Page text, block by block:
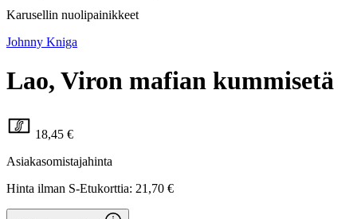
Karusellin nuolipainikkeet
Johnny Kniga
Lao, Viron mafian kummisetä
18,45 €
Asiakasomistajahinta
Hinta ilman S-Etukorttia: 21,70 €